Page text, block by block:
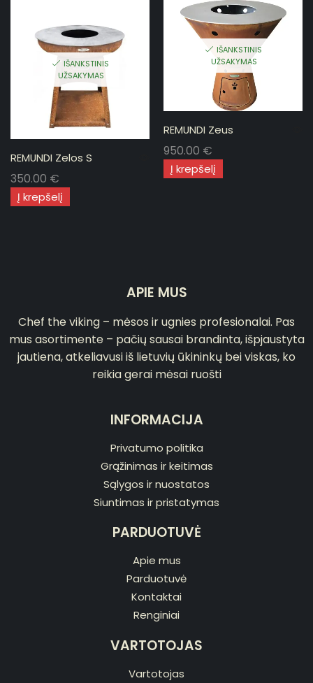
IŠANKSTINIS
UŽSAKYMAS
REMUNDI Zelos S
350.00 €
Į krepšelį
IŠANKSTINIS
UŽSAKYMAS
REMUNDI Zeus
950.00 €
Į krepšelį
APIE MUS
Chef the viking – mėsos ir ugnies profesionalai. Pas
mus asortimente – pačių sausai brandinta, išpjaustyta
jautiena, atkeliavusi iš lietuvių ūkininkų bei viskas, ko
reikia gerai mėsai ruošti
INFORMACIJA
Privatumo politika
Grąžinimas ir keitimas
Sąlygos ir nuostatos
Siuntimas ir pristatymas
PARDUOTUVĖ
Apie mus
Parduotuvė
Kontaktai
Renginiai
VARTOTOJAS
Vartotojas